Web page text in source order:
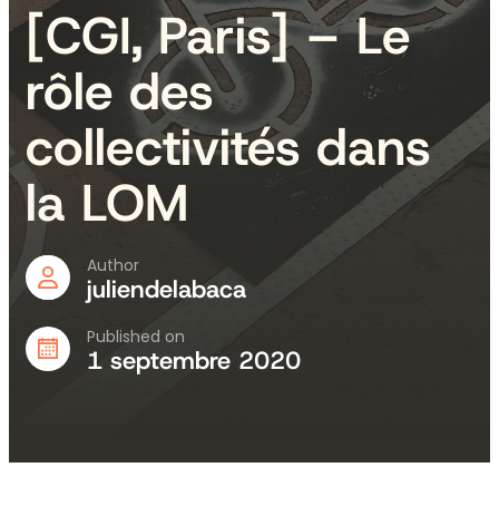
[CGI, Paris] – Le
rôle des
collectivités dans
la LOM
Author
juliendelabaca
Published on
1 septembre 2020